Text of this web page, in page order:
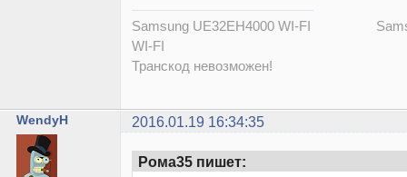
Samsung UE32EH4000 WI-FI
WI-FI
Транскод невозможен!
WendyH 2016.01.19 16:34:35
Рома35 пишет: